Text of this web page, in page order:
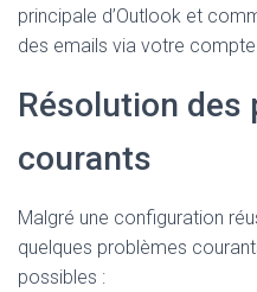
principale d’Outlook et
des emails via votre compte
Résolution des
courants
Malgré une configuration
quelques problèmes
possibles :